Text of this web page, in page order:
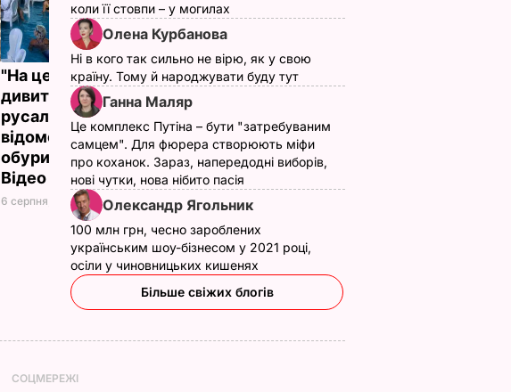
"На це навіть ніяково
дивитися". Шоу з
русалками у
відомому ресторані
обурило мережу.
Відео
6 серпня, 21.38БУЛЬВАР
Це саме те, що
врятує у спеку.
Рецепт смачнючої
окрошки
6 серпня, 18.21БУЛЬВАР
коли її стовпи – у могилах
Олена Курбанова
Ні в кого так сильно не вірю, як у свою
країну. Тому й народжувати буду тут
Ганна Маляр
Це комплекс Путіна – бути "затребуваним
самцем". Для фюрера створюють міфи
про коханок. Зараз, напередодні виборів,
нові чутки, нова нібито пасія
Олександр Ягольник
100 млн грн, чесно зароблених
українським шоу-бізнесом у 2021 році,
осіли у чиновницьких кишенях
Більше свіжих блогів
СОЦМЕРЕЖІ